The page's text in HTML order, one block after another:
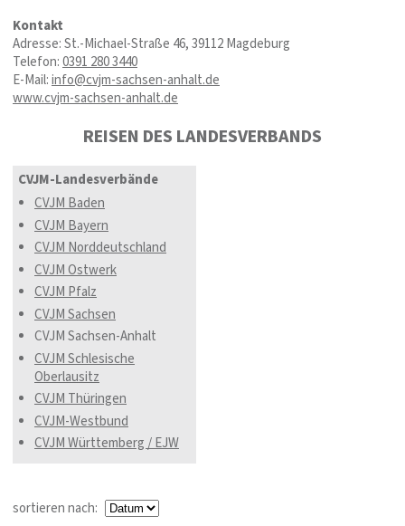
Kontakt
Adresse: St.-Michael-Straße 46, 39112 Magdeburg
Telefon:0391 280 3440
E-Mail:info@cvjm-sachsen-anhalt.de
www.cvjm-sachsen-anhalt.de
REISEN DES LANDESVERBANDS
CVJM-Landesverbände
CVJM Baden
CVJM Bayern
CVJM Norddeutschland
CVJM Ostwerk
CVJM Pfalz
CVJM Sachsen
CVJM Sachsen-Anhalt
CVJM Schlesische
Oberlausitz
CVJM Thüringen
CVJM-Westbund
CVJM Württemberg / EJW
sortieren nach: